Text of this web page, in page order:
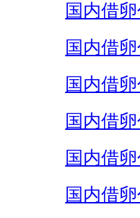
国内借
国内借
国内借
国内借
国内借
国内借